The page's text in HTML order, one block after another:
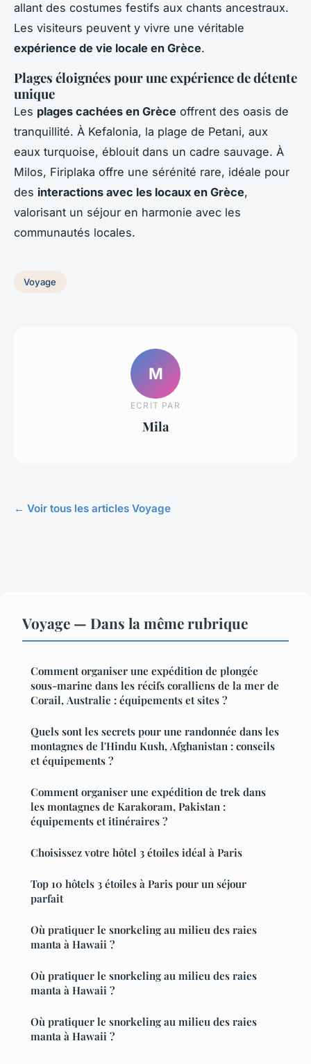
allant des costumes festifs aux chants ancestraux.
Les visiteurs peuvent y vivre une véritable
expérience de vie locale en Grèce.
Plages éloignées pour une expérience de détente
unique
Les plages cachées en Grèce offrent des oasis de
tranquillité. À Kefalonia, la plage de Petani, aux
eaux turquoise, éblouit dans un cadre sauvage. À
Milos, Firiplaka offre une sérénité rare, idéale pour
des interactions avec les locaux en Grèce,
valorisant un séjour en harmonie avec les
communautés locales.
Voyage
M
ECRIT PAR
Mila
← Voir tous les articles Voyage
Voyage — Dans la même rubrique
Comment organiser une expédition de plongée
sous-marine dans les récifs coralliens de la mer de
Corail, Australie : équipements et sites ?
Quels sont les secrets pour une randonnée dans les
montagnes de l'Hindu Kush, Afghanistan : conseils
et équipements ?
Comment organiser une expédition de trek dans
les montagnes de Karakoram, Pakistan :
équipements et itinéraires ?
Choisissez votre hôtel 3 étoiles idéal à Paris
Top 10 hôtels 3 étoiles à Paris pour un séjour
parfait
Où pratiquer le snorkeling au milieu des raies
manta à Hawaii ?
Où pratiquer le snorkeling au milieu des raies
manta à Hawaii ?
Où pratiquer le snorkeling au milieu des raies
manta à Hawaii ?